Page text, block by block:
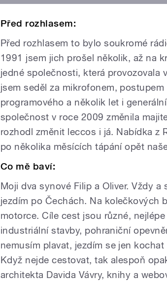
Před rozhlasem:
Před rozhlasem to bylo soukromé
1991 jsem jich prošel několik, až na
jedné společnosti, která provozovala
jsem seděl za mikrofonem,
programového a několik let i
společnost v roce 2009 změnila
rozhodl změnit leccos i já. Nabídka z
po několika měsících tápání opět
Co mě baví:
Moji dva synové Filip a Oliver. Vždy a
jezdím po Čechách. Na kolečkových
motorce. Cíle cest jsou různé,
industriální stavby, pohraniční
nemusím plavat, jezdím se jen
Když nejde cestovat, tak alespoň
architekta Davida Vávry, knihy a